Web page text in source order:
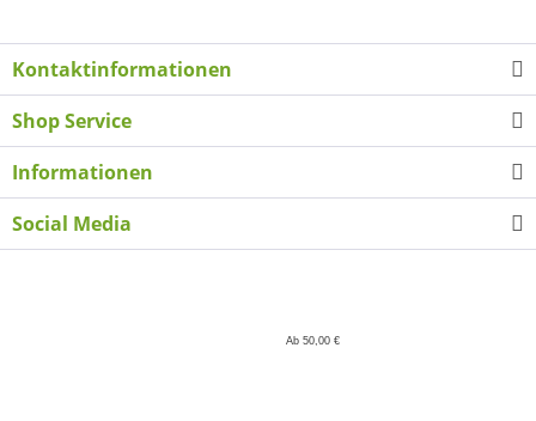
Kontaktinformationen
Shop Service
Informationen
Social Media
Ab 50,00 €